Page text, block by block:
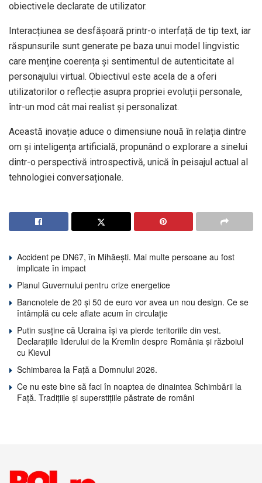
obiectivele declarate de utilizator.
Interacțiunea se desfășoară printr-o interfață de tip text, iar
răspunsurile sunt generate pe baza unui model lingvistic
care menține coerența și sentimentul de autenticitate al
personajului virtual. Obiectivul este acela de a oferi
utilizatorilor o reflecție asupra propriei evoluții personale,
într-un mod cât mai realist și personalizat.
Această inovație aduce o dimensiune nouă în relația dintre
om și inteligența artificială, propunând o explorare a sinelui
dintr-o perspectivă introspectivă, unică în peisajul actual al
tehnologiei conversaționale.
Accident pe DN67, în Mihăești. Mai multe persoane au fost
implicate în impact
Planul Guvernului pentru crize energetice
Bancnotele de 20 și 50 de euro vor avea un nou design. Ce se
întâmplă cu cele aflate acum în circulație
Putin susține că Ucraina își va pierde teritoriile din vest.
Declarațiile liderului de la Kremlin despre România și războiul
cu Kievul
Schimbarea la Față a Domnului 2026.
Ce nu este bine să faci în noaptea de dinaintea Schimbării la
Față. Tradițiile și superstițiile păstrate de români